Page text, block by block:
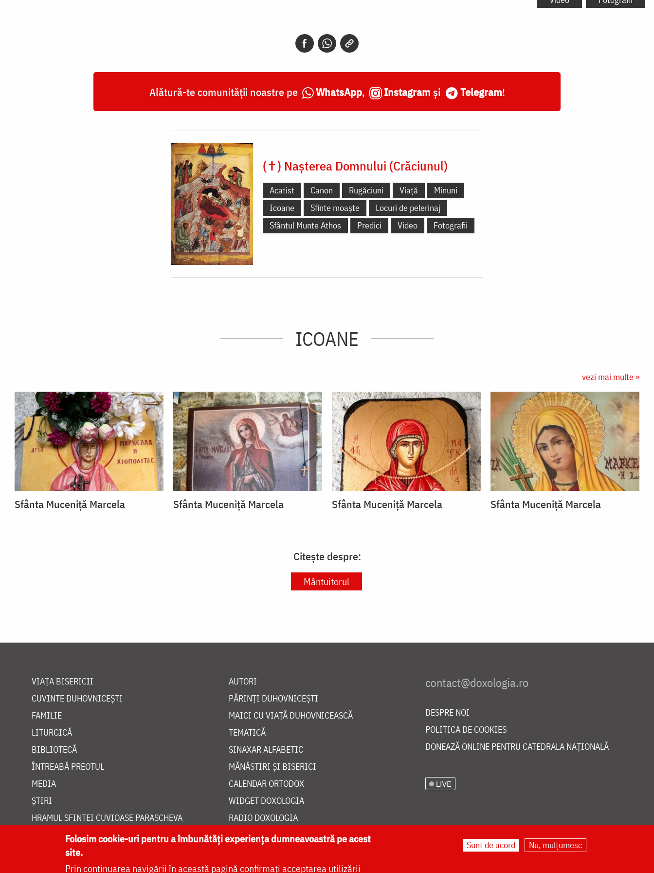
Alătură-te comunității noastre pe WhatsApp, Instagram și Telegram!
(✝) Nașterea Domnului (Crăciunul)
Acatist Canon Rugăciuni Viață
Minuni
Icoane
Sfinte moaște
Locuri de pelerinaj
Sfântul Munte Athos
Predici Video Fotografii
ICOANE
vezi mai multe »
Sfânta Muceniță Marcela Sfânta Muceniță Marcela Sfânta Muceniță Marcela Sfânta Muceniță Marcela
Citește despre:
Mântuitorul
VIAȚA BISERICII
CUVINTE DUHOVNICEȘTI
FAMILIE
LITURGICĂ
BIBLIOTECĂ
ÎNTREABĂ PREOTUL
MEDIA
ȘTIRI
HRAMUL SFINTEI CUVIOASE PARASCHEVA
AUTORI
PĂRINȚI DUHOVNICEȘTI
MAICI CU VIAȚĂ DUHOVNICEASCĂ
TEMATICĂ
SINAXAR ALFABETIC
MĂNĂSTIRI ȘI BISERICI
CALENDAR ORTODOX
WIDGET DOXOLOGIA
RADIO DOXOLOGIA
DESPRE NOI
POLITICA DE COOKIES
DONEAZĂ ONLINE PENTRU CATEDRALA NAȚIONALĂ
LIVE
Folosim cookie-uri pentru a îmbunătăți experiența dumneavoastră pe acest
site.
Prin continuarea navigării în această pagină confirmați acceptarea utilizării
Sunt de acord Nu, mulțumesc